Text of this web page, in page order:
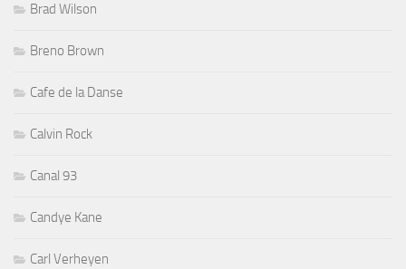
Brad Wilson
Breno Brown
Cafe de la Danse
Calvin Rock
Canal 93
Candye Kane
Carl Verheyen